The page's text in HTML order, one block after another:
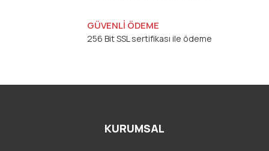
GÜVENLİ ÖDEME
256 Bit SSL sertifikası ile ödeme
KURUMSAL